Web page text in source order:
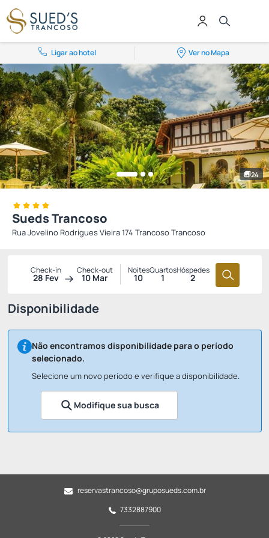
Ligar ao hotel Ver no Mapa
24
Sueds Trancoso
Rua Jovelino Rodrigues Vieira 174 Trancoso Trancoso
Check-in
28 Fev
Check-out
10 Mar
Noites
10
Quartos
1
Hóspedes
2
Disponibilidade
Não encontramos disponibilidade para o período
selecionado.
Selecione um novo período e verifique a disponibilidade.
Modifique sua busca
reservastrancoso@gruposueds.com.br
7332887900